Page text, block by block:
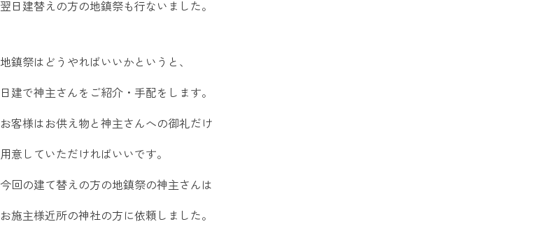
翌日建替えの方の地鎮祭も行ないました。
地鎮祭はどうやればいいかというと、
日建で神主さんをご紹介・手配をします。
お客様はお供え物と神主さんへの御礼だけ
用意していただければいいです。
今回の建て替えの方の地鎮祭の神主さんは
お施主様近所の神社の方に依頼しました。